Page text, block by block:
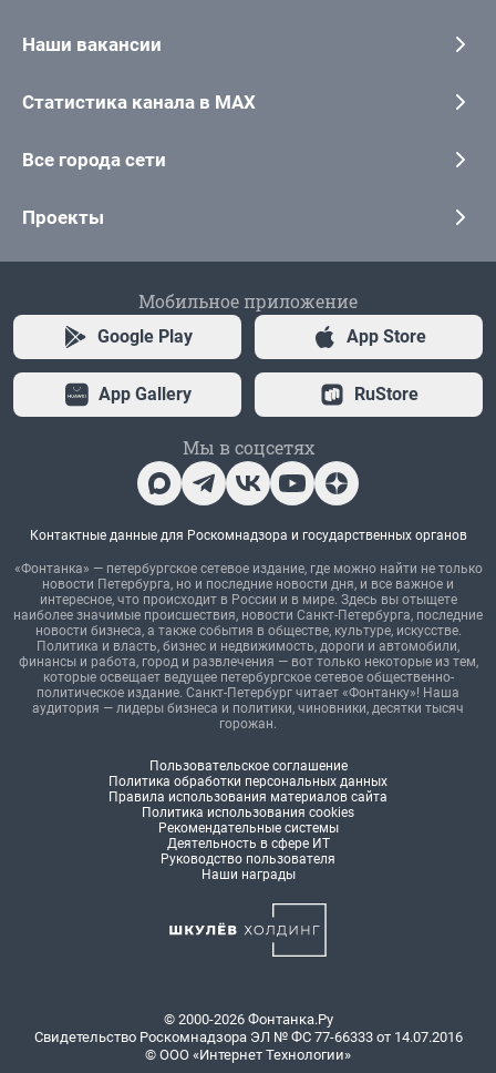
Наши вакансии
Статистика канала в MAX
Все города сети
Проекты
Мобильное приложение
Google Play App Store
App Gallery RuStore
Мы в соцсетях
Контактные данные для Роскомнадзора и государственных органов
«Фонтанка» — петербургское сетевое издание, где можно найти не только
новости Петербурга, но и последние новости дня, и все важное и
интересное, что происходит в России и в мире. Здесь вы отыщете
наиболее значимые происшествия, новости Санкт-Петербурга, последние
новости бизнеса, а также события в обществе, культуре, искусстве.
Политика и власть, бизнес и недвижимость, дороги и автомобили,
финансы и работа, город и развлечения — вот только некоторые из тем,
которые освещает ведущее петербургское сетевое общественно-
политическое издание. Санкт-Петербург читает «Фонтанку»! Наша
аудитория — лидеры бизнеса и политики, чиновники, десятки тысяч
горожан.
Пользовательское соглашение
Политика обработки персональных данных
Правила использования материалов сайта
Политика использования cookies
Рекомендательные системы
Деятельность в сфере ИТ
Руководство пользователя
Наши награды
© 2000-2026 Фонтанка.Ру
Свидетельство Роскомнадзора ЭЛ № ФС 77-66333 от 14.07.2016
© ООО «Интернет Технологии»